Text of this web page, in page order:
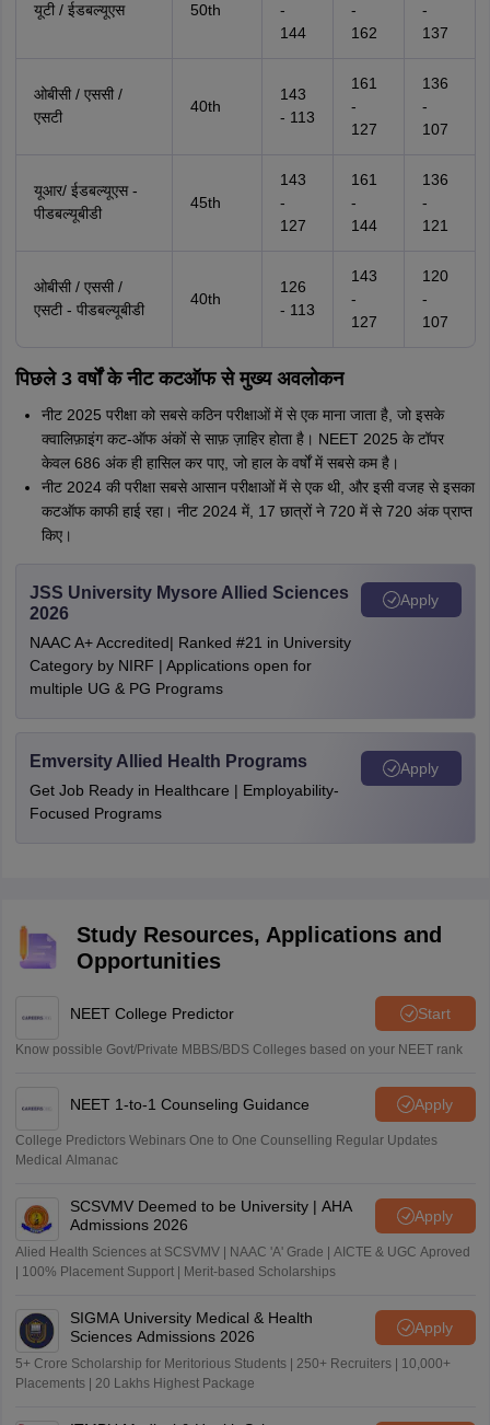
यूटी / ईडबल्यूएस 50th
-
144
-
162
-
137
ओबीसी / एससी /
एसटी
40th
143
- 113
161
-
127
136
-
107
यूआर/ ईडबल्यूएस -
पीडबल्यूबीडी
45th
143
-
127
161
-
144
136
-
121
ओबीसी / एससी /
एसटी - पीडबल्यूबीडी
40th
126
- 113
143
-
127
120
-
107
पिछले 3 वर्षों के नीट कटऑफ से मुख्य अवलोकन
नीट 2025 परीक्षा को सबसे कठिन परीक्षाओं में से एक माना जाता है, जो इसके
क्वालिफ़ाइंग कट-ऑफ अंकों से साफ़ ज़ाहिर होता है। NEET 2025 के टॉपर
केवल 686 अंक ही हासिल कर पाए, जो हाल के वर्षों में सबसे कम है।
नीट 2024 की परीक्षा सबसे आसान परीक्षाओं में से एक थी, और इसी वजह से इसका
कटऑफ काफी हाई रहा। नीट 2024 में, 17 छात्रों ने 720 में से 720 अंक प्राप्त
किए।
JSS University Mysore Allied Sciences
2026
NAAC A+ Accredited| Ranked #21 in University
Category by NIRF | Applications open for
multiple UG & PG Programs
Apply
Emversity Allied Health Programs
Get Job Ready in Healthcare | Employability-
Focused Programs
Apply
Study Resources, Applications and
Opportunities
NEET College Predictor Start
Know possible Govt/Private MBBS/BDS Colleges based on your NEET rank
NEET 1-to-1 Counseling Guidance Apply
College Predictors Webinars One to One Counselling Regular Updates
Medical Almanac
SCSVMV Deemed to be University | AHA
Admissions 2026
Apply
Alied Health Sciences at SCSVMV | NAAC 'A' Grade | AICTE & UGC Aproved
| 100% Placement Support | Merit-based Scholarships
SIGMA University Medical & Health
Sciences Admissions 2026
Apply
5+ Crore Scholarship for Meritorious Students | 250+ Recruiters | 10,000+
Placements | 20 Lakhs Highest Package